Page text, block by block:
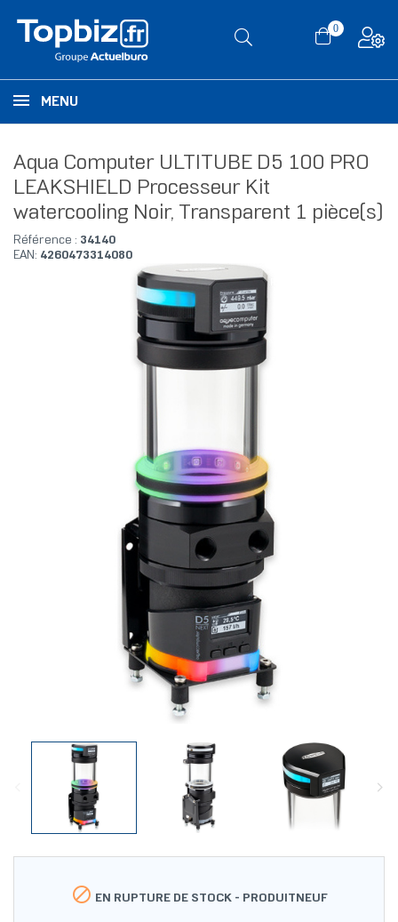
0
MENU
Aqua Computer ULTITUBE D5 100 PRO
LEAKSHIELD Processeur Kit
watercooling Noir, Transparent 1 pièce(s)
Référence : 34140
EAN: 4260473314080
 EN RUPTURE DE STOCK - PRODUITNEUF